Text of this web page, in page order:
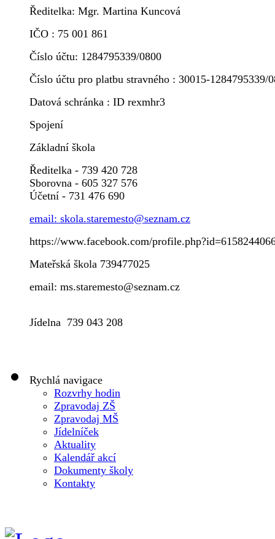
Ředitelka: Mgr. Martina Kuncová
IČO : 75 001 861
Číslo účtu: 1284795339/0800
Číslo účtu pro platbu stravného : 30015-1284795339/
Datová schránka : ID rexmhr3
Spojení
Základní škola
Ředitelka - 739 420 728
Sborovna - 605 327 576
Účetní - 731 476 690
email: skola.staremesto@seznam.cz
https://www.facebook.com/
Mateřská škola 739477025
email: ms.staremesto@seznam.cz
Jídelna 739 043 208
Rychlá navigace
Rozvrhy hodin
Zpravodaj ZŠ
Zpravodaj MŠ
Jídelníček
Aktuality
Kalendář akcí
Dokumenty školy
Kontakty